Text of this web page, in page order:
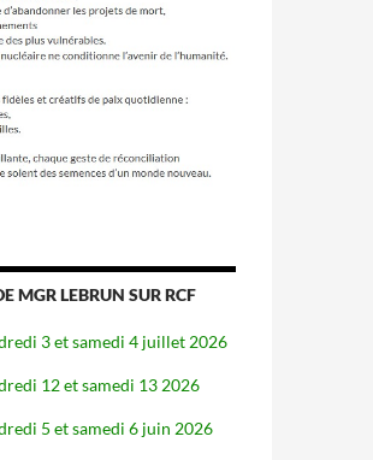
MGR LEBRUN SUR RCF
3 et samedi 4 juillet 2026
12 et samedi 13 2026
5 et samedi 6 juin 2026